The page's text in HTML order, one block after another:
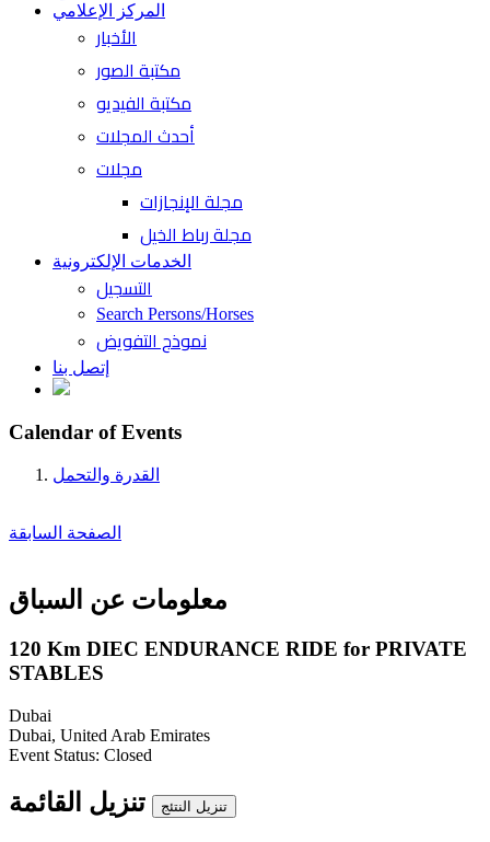
المركز الإعلامي
الأخبار
مكتبة الصور
مكتبة الفيديو
أحدث المجلات
مجلات
مجلة الإنجازات
مجلة رباط الخيل
الخدمات الإلكترونية
التسجيل
Search Persons/Horses
نموذج التفويض
إتصل بنا
Calendar of Events
القدرة والتحمل
الصفحة السابقة
معلومات عن السباق
120 Km DIEC ENDURANCE RIDE for PRIVATE
STABLES
Dubai
Dubai, United Arab Emirates
Event Status: Closed
تنزيل النتئج